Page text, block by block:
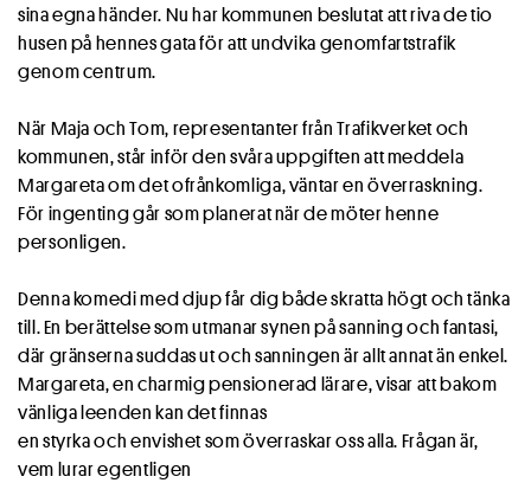
sina egna händer. Nu har kommunen beslutat att riva de tio
husen på hennes gata för att undvika genomfartstrafik
genom centrum.
När Maja och Tom, representanter från Trafikverket och
kommunen, står inför den svåra uppgiften att meddela
Margareta om det ofrånkomliga, väntar en överraskning.
För ingenting går som planerat när de möter henne
personligen.
Denna komedi med djup får dig både skratta högt och tänka
till. En berättelse som utmanar synen på sanning och fantasi,
där gränserna suddas ut och sanningen är allt annat än enkel.
Margareta, en charmig pensionerad lärare, visar att bakom
vänliga leenden kan det finnas
en styrka och envishet som överraskar oss alla. Frågan är,
vem lurar egentligen